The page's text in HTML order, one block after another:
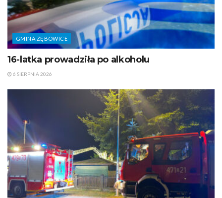
GMINA ZĘBOWICE
16-latka prowadziła po alkoholu
6 SIERPNIA 2026